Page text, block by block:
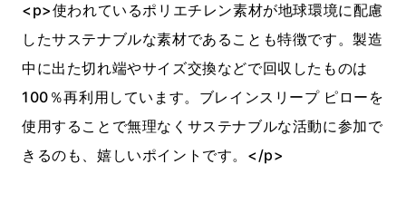
<p>使われているポリエチレン素材が地球環境に配慮
したサステナブルな素材であることも特徴です。製造
中に出た切れ端やサイズ交換などで回収したものは
100％再利用しています。ブレインスリープ ピローを
使用することで無理なくサステナブルな活動に参加で
きるのも、嬉しいポイントです。</p>